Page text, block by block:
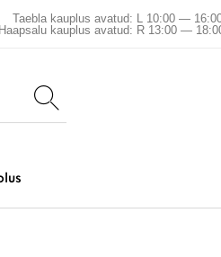
Taebla kauplus avatud: L 10:00 —
Haapsalu kauplus avatud: R 13:00 —